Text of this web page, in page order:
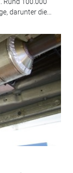
Rund 100.000
darunter die...